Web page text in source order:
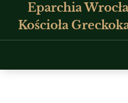
Eparchia
Kościoła